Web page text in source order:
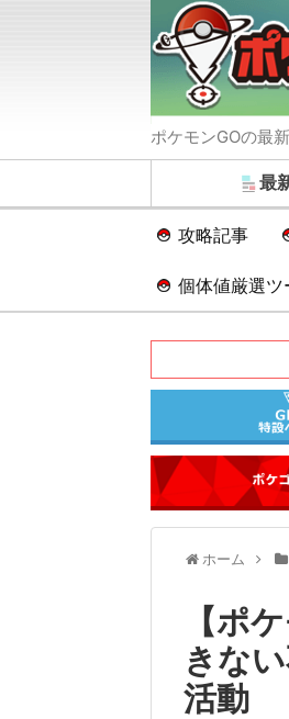
ポケモンGOの最
最
攻略記事
個体値厳選ツ
ホーム
【ポ
きな
活動